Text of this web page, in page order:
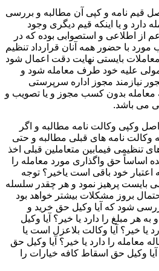
قیم نامه و کپی آن مطالبه و بررسی
دارد و یا اینکه قیم دیگری وجود
از اطلاعی و استصوابی بوده که در
با حضور همه آنان قرارداد تنظیم
بایستی نهایت دقت اعمال شود
مولی علیه خود طرف معامله شود و
نیازمند مجوز اداره سرپرستی
معامله بدون کسب مجوز و یا تصویب و
می باشد.
وکپی وکالت نامه مطالبه و اگر
نامه های قبلی مطالبه و حتی
تنظیمی فیمابین متعاملین قبلی اخذ
اساساً حق واگذاری مورد معامله را
اعتبار خود باقی است یاخیر؟ توجه
بایست پرهیز نمود و هر چقدر سلسله
بروز مشکلات بیشتر خواهد بود
شود که آیا وکیل حق خرید و
هر مبلغ را دارد یا خیر؟ آیا وکیل
یا خیر؟ آیا وکالت بلاعزل است یا
معامله را دارد یا خیر؟ آیا وکیل حق
آیا وکیل حق اسقاط کافه خیارات را